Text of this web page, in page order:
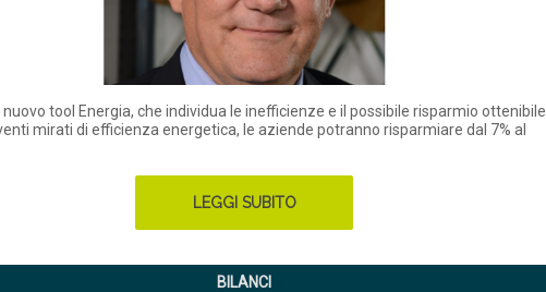
tool Energia, che individua le inefficienze e il possibile risparmio ottenibile
mirati di efficienza energetica, le aziende potranno risparmiare dal 7% al
LEGGI SUBITO
BILANCI